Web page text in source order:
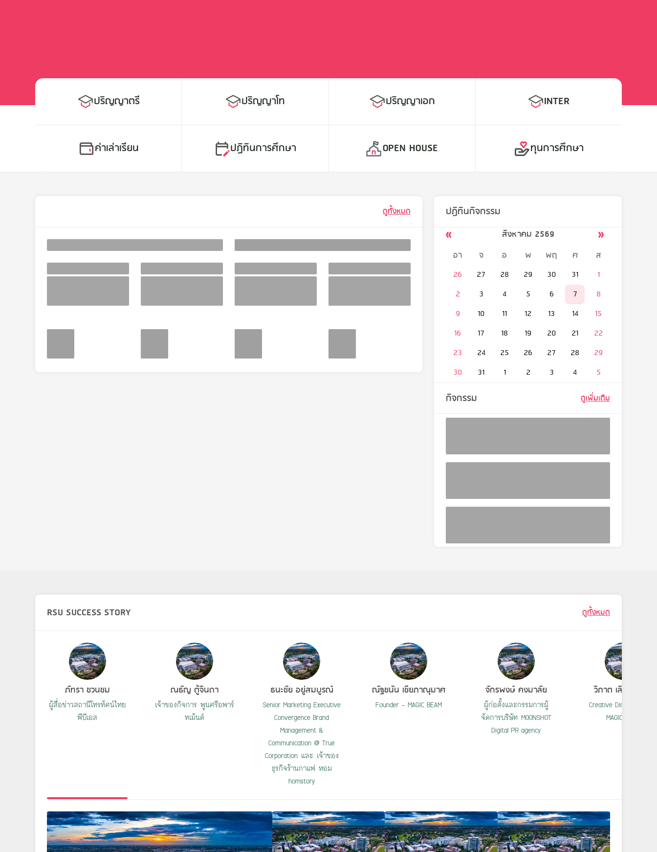
ปริญญาตรี ปริญญาโท ปริญญาเอก INTER
ค่าเล่าเรียน ปฏิทินการศึกษา OPEN HOUSE ทุนการศึกษา
ดูทั้งหมด ปฏิทินกิจกรรม
สิงหาคม 2569
อา
จ อ พ พฤ ศ ส
26 27 28 29 30 31
1
2
3 4 5 6 7
8
9
10 11 12 13 14
15
16
17 18 19 20 21
22
23
24 25 26 27 28
29
30
31 1 2 3 4 5
กิจกรรม ดูเพิ่มเติม
RSU SUCCESS STORY ดูทั้งหมด
ภัทรา ชวนชม
ผู้สื่อข่าวสถานีโทรทัศน์ไทย
พีบีเอส
ณธัญ ตู้จินดา
เจ้าของกิจการ พูนศรีอพาร์
ทเม้นต์
ธนะชัย อยู่สมบูรณ์
Senior Marketing Executive
Convergence Brand
Management &
Communication @ True
Corporation และ เจ้าของ
ธุรกิจร้านกาแฟ หอม
homstory
ณัฐชนัน เชียภาณุมาศ
Founder - MAGIC BEAM
จักรพงษ์ คงมาลัย
ผู้ก่อตั้งและกรรมการผู้
จัดการบริษัท MOONSHOT
Digital PR agency
วิภาต เลิศปัญญา
Creative Director บริษัท
MAGIC BEAM